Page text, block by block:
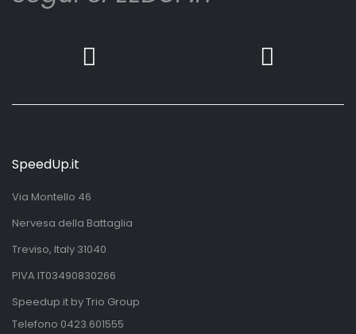
SpeedUp.it
Via Montello 46
Nervesa della Battaglia
Treviso, Italy 31040
PIVA IT03490830266
Speedup.it by Trio Group
Telefono 0423.601555